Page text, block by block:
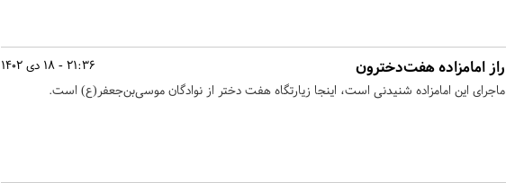
21:36 - 18 دی 1402 راز امامزاده هفت‌دخترون
ماجرای این امامزاده شنیدنی است، اینجا زیارتگاه هفت دختر از نوادگان موسی‌بن‌جعفر(ع) است.